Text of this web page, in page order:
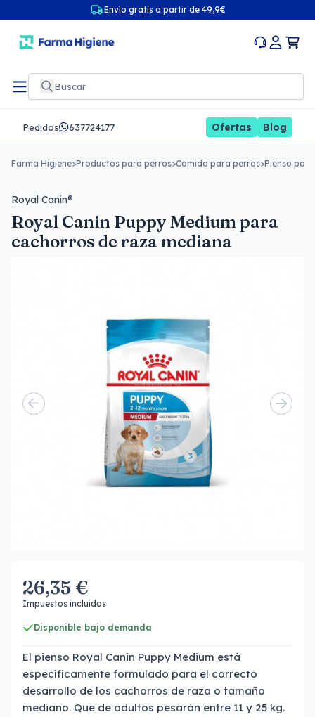
Envío gratis a partir de 49,9€
Pedidos 637724177 Ofertas Blog
Farma Higiene>Productos para perros>Comida para perros>Pienso
Royal Canin®
Royal Canin Puppy Medium para
cachorros de raza mediana
26,35 €
Impuestos incluidos
Disponible bajo demanda
El pienso Royal Canin Puppy Medium está
específicamente formulado para el correcto
desarrollo de los cachorros de raza o tamaño
mediano. Que de adultos pesarán entre 11 y 25 kg.